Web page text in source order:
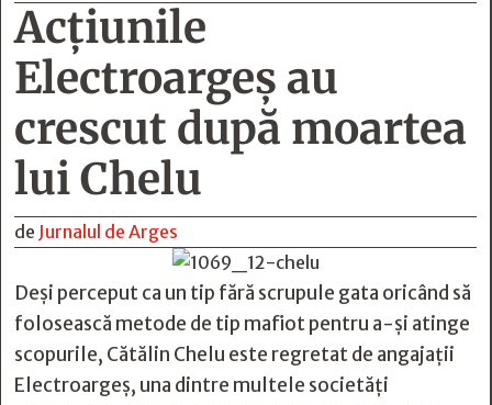
Acţiunile
Electroargeş au
crescut după moartea
lui Chelu
de Jurnalul de Arges
Deși perceput ca un tip fără scrupule gata oricând să
folosească metode de tip mafiot pentru a-și atinge
scopurile, Cătălin Chelu este regretat de angajații
Electroargeș, una dintre multele societăți